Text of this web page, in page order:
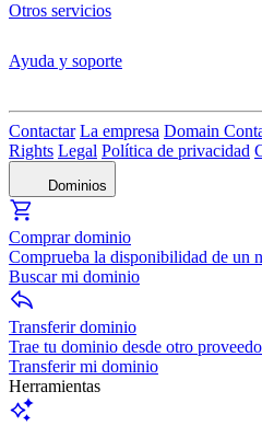
Otros servicios
Ayuda y soporte
Contactar La empresa Domain
Rights Legal Política de privacidad
Dominios
Comprar dominio
Comprueba la disponibilidad de un
Buscar mi dominio
Transferir dominio
Trae tu dominio desde otro
Transferir mi dominio
Herramientas